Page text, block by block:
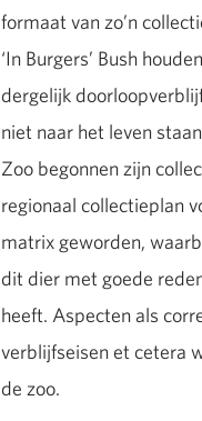
formaat van zo’n
‘In Burgers’ Bush
dergelijk
niet naar het leven
Zoo begonnen zijn
regionaal collectieplan
matrix geworden,
dit dier met goede
heeft. Aspecten als
verblijfseisen et cetera
de zoo.